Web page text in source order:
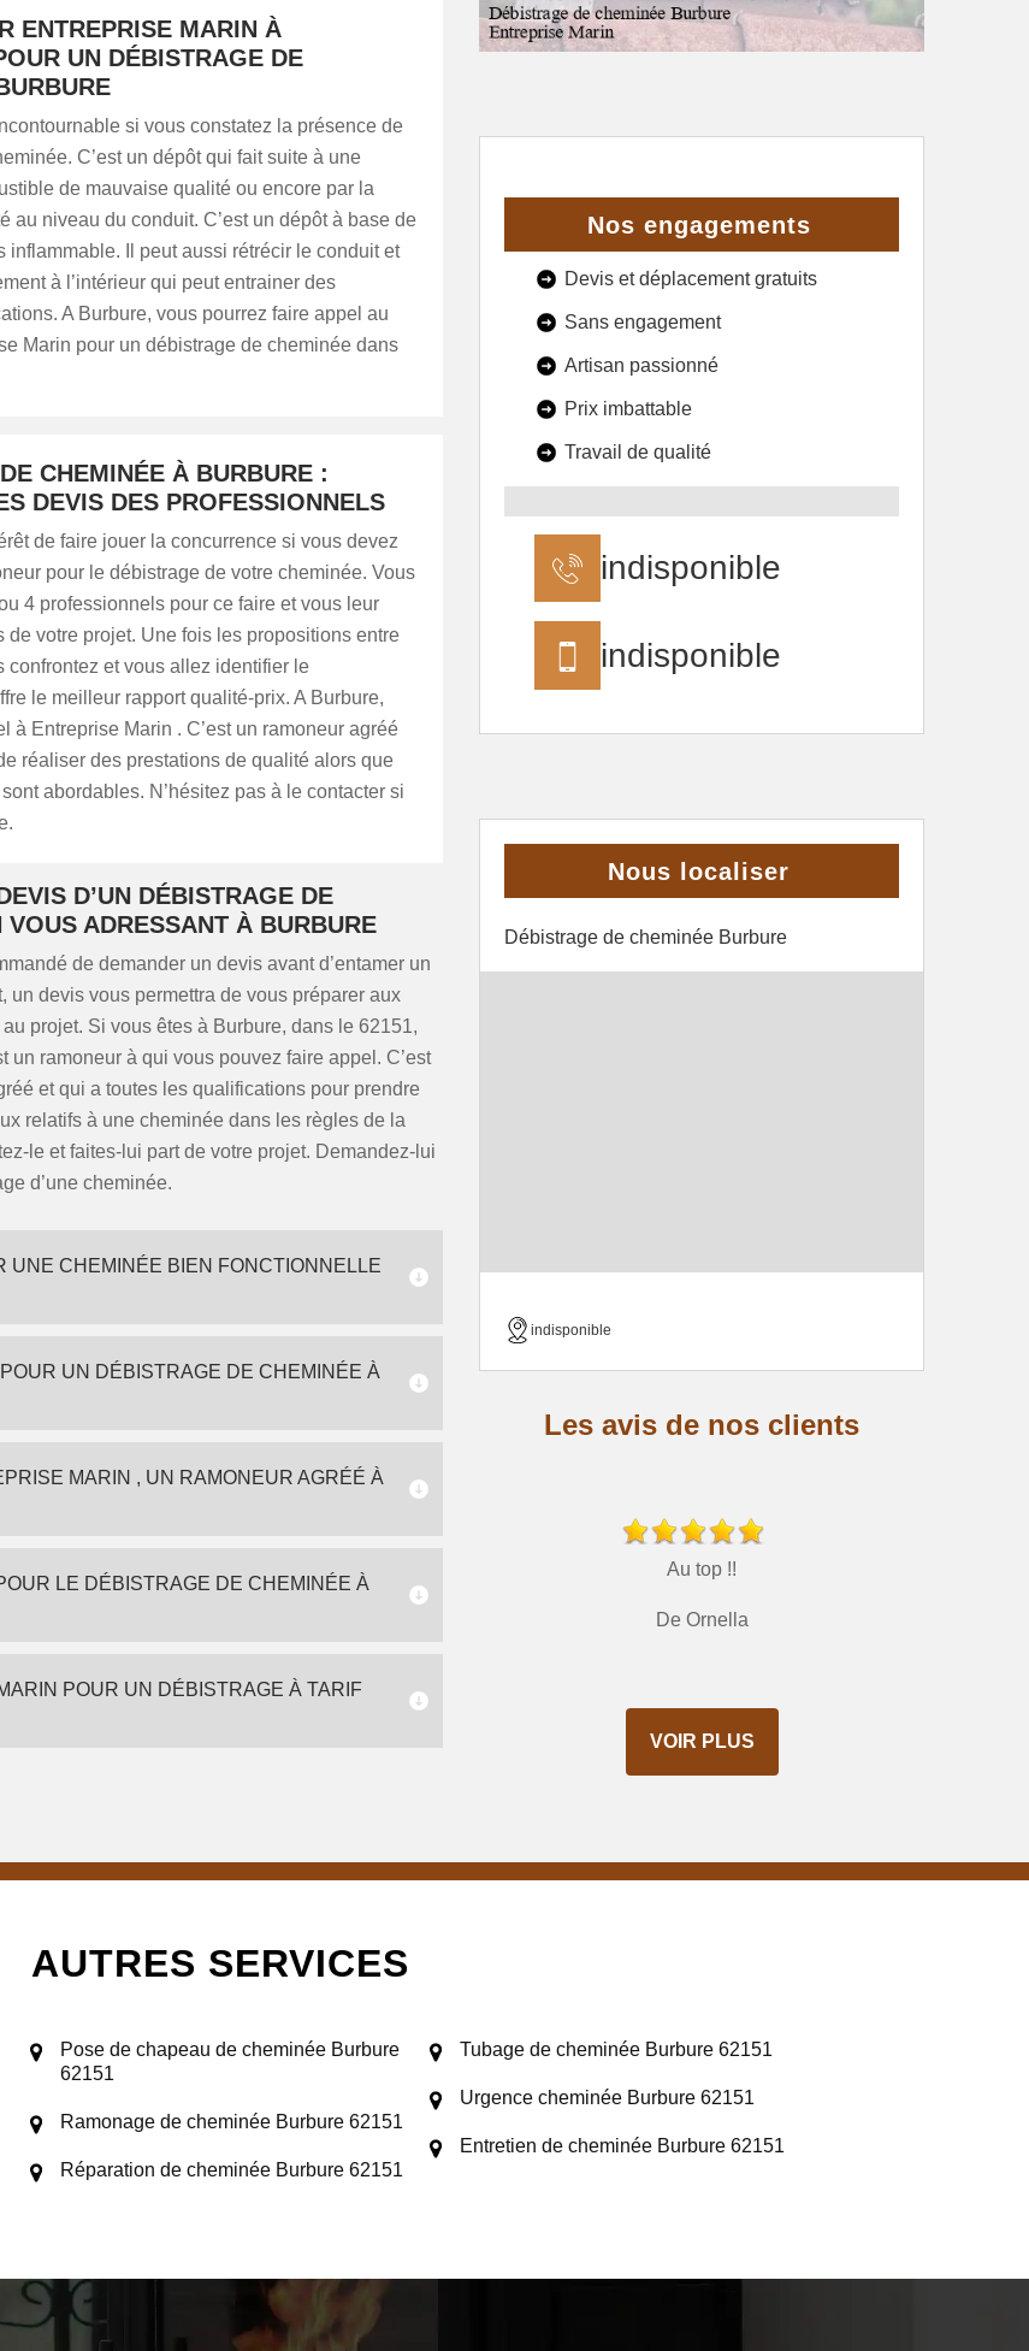
ENTREPRISE MARIN À
UN DÉBISTRAGE DE
si vous constatez la présence de
C’est un dépôt qui fait suite à une
de mauvaise qualité ou encore par la
au niveau du conduit. C’est un dépôt à base de
inflammable. Il peut aussi rétrécir le conduit et
à l’intérieur qui peut entrainer des
A Burbure, vous pourrez faire appel au
Marin pour un débistrage de cheminée dans
CHEMINÉE À BURBURE :
DEVIS DES PROFESSIONNELS
de faire jouer la concurrence si vous devez
pour le débistrage de votre cheminée. Vous
4 professionnels pour ce faire et vous leur
de votre projet. Une fois les propositions entre
confrontez et vous allez identifier le
le meilleur rapport qualité-prix. A Burbure,
à Entreprise Marin . C’est un ramoneur agréé
réaliser des prestations de qualité alors que
abordables. N’hésitez pas à le contacter si
D’UN DÉBISTRAGE DE
VOUS ADRESSANT À BURBURE
de demander un devis avant d’entamer un
un devis vous permettra de vous préparer aux
projet. Si vous êtes à Burbure, dans le 62151,
un ramoneur à qui vous pouvez faire appel. C’est
et qui a toutes les qualifications pour prendre
relatifs à une cheminée dans les règles de la
le et faites-lui part de votre projet. Demandez-lui
d’une cheminée.
UNE CHEMINÉE BIEN FONCTIONNELLE
UN DÉBISTRAGE DE CHEMINÉE À
MARIN , UN RAMONEUR AGRÉÉ À
LE DÉBISTRAGE DE CHEMINÉE À
POUR UN DÉBISTRAGE À TARIF
Nos engagements
Devis et déplacement gratuits
Sans engagement
Artisan passionné
Prix imbattable
Travail de qualité
indisponible
indisponible
Nous localiser
Débistrage de cheminée Burbure
indisponible
Les avis de nos clients
Au top !!
De Ornella
VOIR PLUS
AUTRES SERVICES
Pose de chapeau de cheminée Burbure
62151
Ramonage de cheminée Burbure 62151
Réparation de cheminée Burbure 62151
Tubage de cheminée Burbure 62151
Urgence cheminée Burbure 62151
Entretien de cheminée Burbure 62151